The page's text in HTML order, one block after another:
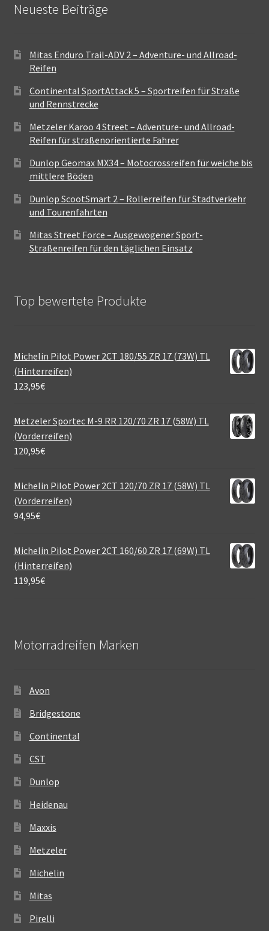
Neueste Beiträge
Mitas Enduro Trail-ADV 2 – Adventure- und Allroad-
Reifen
Continental SportAttack 5 – Sportreifen für Straße
und Rennstrecke
Metzeler Karoo 4 Street – Adventure- und Allroad-
Reifen für straßenorientierte Fahrer
Dunlop Geomax MX34 – Motocrossreifen für weiche bis
mittlere Böden
Dunlop ScootSmart 2 – Rollerreifen für Stadtverkehr
und Tourenfahrten
Mitas Street Force – Ausgewogener Sport-
Straßenreifen für den täglichen Einsatz
Top bewertete Produkte
Michelin Pilot Power 2CT 180/55 ZR 17 (73W) TL
(Hinterreifen)
123,95€
Metzeler Sportec M-9 RR 120/70 ZR 17 (58W) TL
(Vorderreifen)
120,95€
Michelin Pilot Power 2CT 120/70 ZR 17 (58W) TL
(Vorderreifen)
94,95€
Michelin Pilot Power 2CT 160/60 ZR 17 (69W) TL
(Hinterreifen)
119,95€
Motorradreifen Marken
Avon
Bridgestone
Continental
CST
Dunlop
Heidenau
Maxxis
Metzeler
Michelin
Mitas
Pirelli